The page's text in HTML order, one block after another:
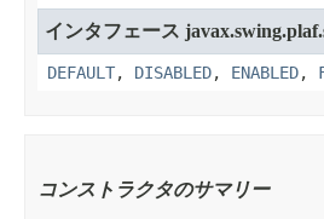
インタフェース
DEFAULT, DISABLED, ENABLED,
コンストラクタのサマリー